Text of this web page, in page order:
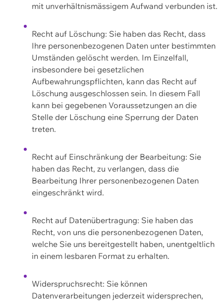
mit unverhältnismässigem Aufwand verbunden ist.
Recht auf Löschung: Sie haben das Recht, dass
Ihre personenbezogenen Daten unter bestimmten
Umständen gelöscht werden. Im Einzelfall,
insbesondere bei gesetzlichen
Aufbewahrungspflichten, kann das Recht auf
Löschung ausgeschlossen sein. In diesem Fall
kann bei gegebenen Voraussetzungen an die
Stelle der Löschung eine Sperrung der Daten
treten.
Recht auf Einschränkung der Bearbeitung: Sie
haben das Recht, zu verlangen, dass die
Bearbeitung Ihrer personenbezogenen Daten
eingeschränkt wird.
Recht auf Datenübertragung: Sie haben das
Recht, von uns die personenbezogenen Daten,
welche Sie uns bereitgestellt haben, unentgeltlich
in einem lesbaren Format zu erhalten.
Widerspruchsrecht: Sie können
Datenverarbeitungen jederzeit widersprechen,